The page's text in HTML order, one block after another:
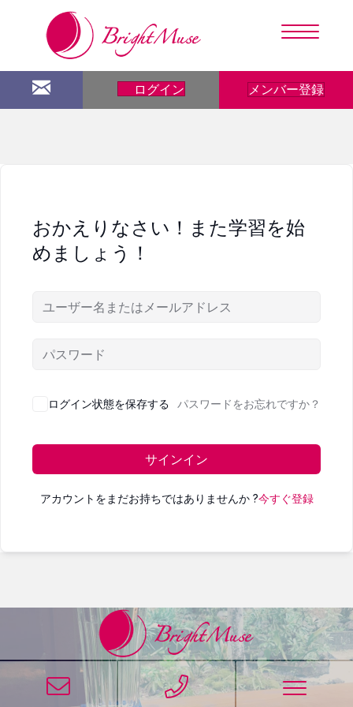
ログイン メンバー登録
おかえりなさい！また学習を始
めましょう！
ログイン状態を保存する パスワードをお忘れですか？
サインイン
アカウントをまだお持ちではありませんか ?今すぐ登録